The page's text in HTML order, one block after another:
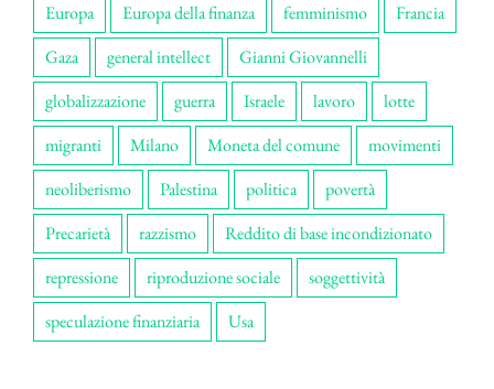
Europa
Europa della finanza femminismo
Francia
Gaza
general intellect
Gianni Giovannelli
globalizzazione
guerra Israele lavoro
lotte
migranti
Milano Moneta del comune
movimenti
neoliberismo
Palestina politica
povertà
Precarietà
razzismo
Reddito di base incondizionato
repressione
riproduzione sociale
soggettività
speculazione finanziaria
Usa